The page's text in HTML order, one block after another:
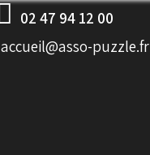
02 47 94 12 00
accueil@asso-puzzle.fr